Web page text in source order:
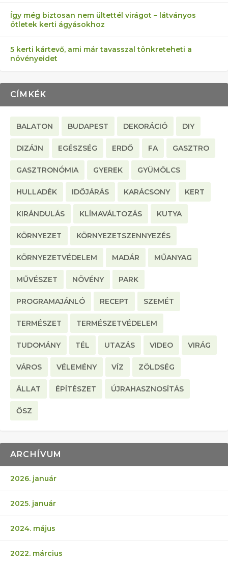
Így még biztosan nem ültettél virágot – látványos
ötletek kerti ágyásokhoz
5 kerti kártevő, ami már tavasszal tönkreteheti a
növényeidet
CÍMKÉK
BALATON BUDAPEST DEKORÁCIÓ DIY
DIZÁJN EGÉSZSÉG ERDŐ FA GASZTRO
GASZTRONÓMIA GYEREK GYÜMÖLCS
HULLADÉK IDŐJÁRÁS KARÁCSONY KERT
KIRÁNDULÁS KLÍMAVÁLTOZÁS KUTYA
KÖRNYEZET KÖRNYEZETSZENNYEZÉS
KÖRNYEZETVÉDELEM MADÁR MŰANYAG
MŰVÉSZET NÖVÉNY PARK
PROGRAMAJÁNLÓ RECEPT SZEMÉT
TERMÉSZET TERMÉSZETVÉDELEM
TUDOMÁNY TÉL UTAZÁS VIDEO VIRÁG
VÁROS VÉLEMÉNY VÍZ ZÖLDSÉG
ÁLLAT ÉPÍTÉSZET ÚJRAHASZNOSÍTÁS
ŐSZ
ARCHÍVUM
2026. január
2025. január
2024. május
2022. március